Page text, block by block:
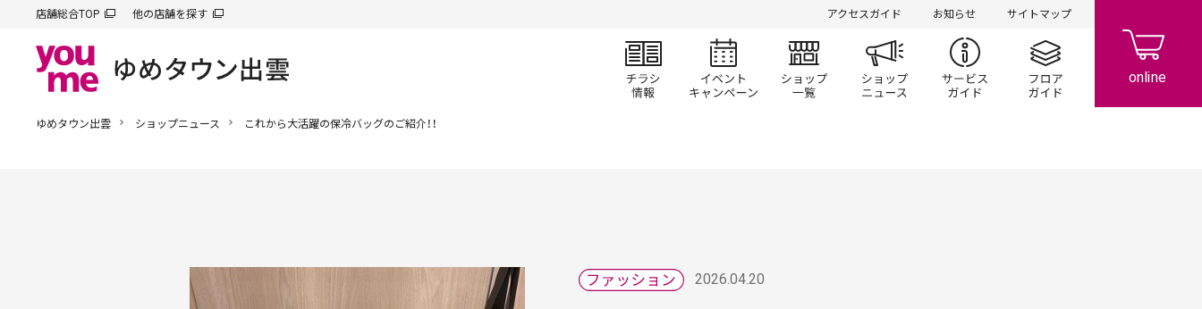
店舗総合TOP 他の店舗を探す アクセスガイド お知らせ サイトマップ
チラシ情報 イベント/キャンペーン
ショップ一覧 ショップニュースサービスガイドフロアガイド
ゆめタウン出雲 ショップニュース これから大活躍の保冷バッグのご紹介！！
2026.04.20